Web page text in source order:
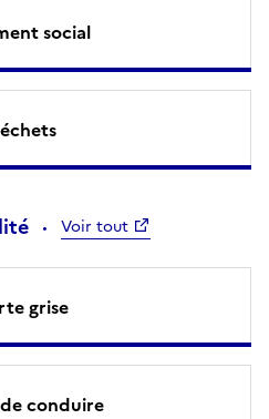
social
Voir tout
grise
conduire